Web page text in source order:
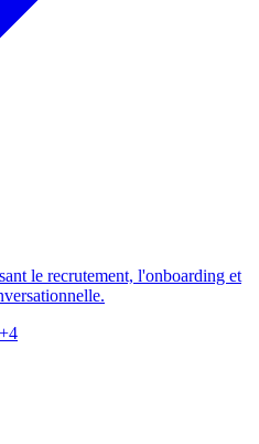
le recrutement, l'onboarding et
+4